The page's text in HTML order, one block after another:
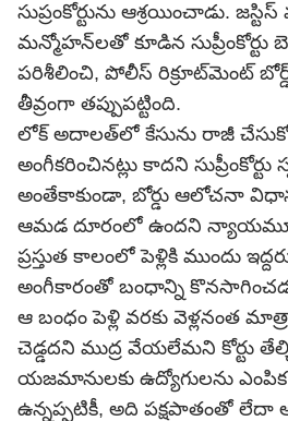
సుప్రంకోర్టును ఆశ్రయించాడు.
మన్మోహన్‌లతో కూడిన సుప్రీంకోర్టు
పరిశీలించి, పోలీస్ రిక్రూట్‌మెంట్
తీవ్రంగా తప్పుపట్టింది.
లోక్ అదాలత్‌లో కేసును రాజీ
అంగీకరించినట్లు కాదని సుప్రీంకోర్టు
అంతేకాకుండా, బోర్డు ఆలోచనా
ఆమడ దూరంలో ఉందని
ప్రస్తుత కాలంలో పెళ్లికి ముందు
అంగీకారంతో బంధాన్ని
ఆ బంధం పెళ్లి వరకు వెళ్లనంత
చెడ్డదని ముద్ర వేయలేమని కోర్టు
యజమానులకు ఉద్యోగులను ఎంపిక
ఉన్నప్పటికీ, అది పక్షపాతంతో